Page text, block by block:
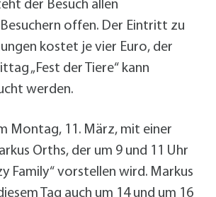
der Besuch allen
offen. Der Eintritt zu
kostet je vier Euro, der
„Fest der Tiere“ kann
werden.
Montag, 11. März, mit einer
Orths, der um 9 und 11 Uhr
Family“ vorstellen wird. Markus
Tag auch um 14 und um 16